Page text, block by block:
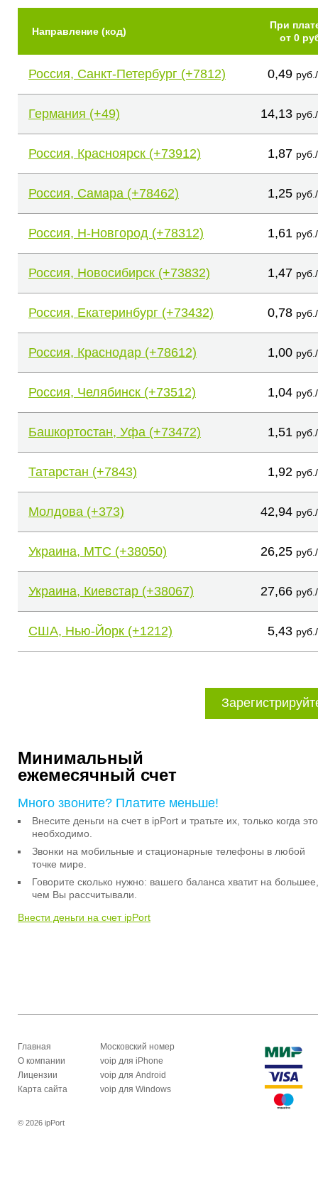
Направление (код)
При
от 0
Россия, Санкт-Петербург (+7812) 0,49
Германия (+49) 14,13
Россия, Красноярск (+73912) 1,87
Россия, Самара (+78462) 1,25
Россия, Н-Новгород (+78312) 1,61
Россия, Новосибирск (+73832) 1,47
Россия, Екатеринбург (+73432) 0,78
Россия, Краснодар (+78612) 1,00
Россия, Челябинск (+73512) 1,04
Башкортостан, Уфа (+73472) 1,51
Татарстан (+7843) 1,92
Молдова (+373) 42,94
Украина, МТС (+38050) 26,25
Украина, Киевстар (+38067) 27,66
США, Нью-Йорк (+1212) 5,43
Минимальный
ежемесячный счет
Много звоните? Платите меньше!
Внесите деньги на счет в ipPort и тратьте их, только когда это
необходимо.
Звонки на мобильные и стационарные телефоны в любой
точке мире.
Говорите сколько нужно: вашего баланса хватит на большее,
чем Вы рассчитывали.
Внести деньги на счет ipPort
Главная
О компании
Лицензии
Карта сайта
Московский номер
voip для iPhone
voip для Android
voip для Windows
© 2026 ipPort